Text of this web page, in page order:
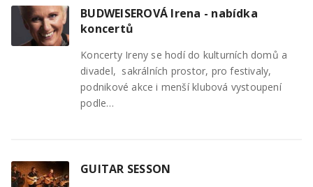
BUDWEISEROVÁ Irena - nabídka
koncertů
Koncerty Ireny se hodí do kulturních domů a
divadel, sakrálních prostor, pro festivaly,
podnikové akce i menší klubová vystoupení
podle…
GUITAR SESSON